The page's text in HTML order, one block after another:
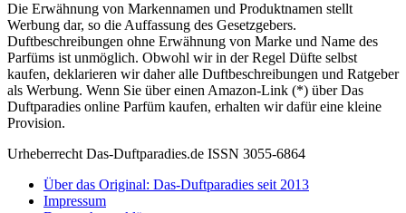
Die Erwähnung von Markennamen und Produktnamen stellt
Werbung dar, so die Auffassung des Gesetzgebers.
Duftbeschreibungen ohne Erwähnung von Marke und Name des
Parfüms ist unmöglich. Obwohl wir in der Regel Düfte selbst
kaufen, deklarieren wir daher alle Duftbeschreibungen und Ratgeber
als Werbung. Wenn Sie über einen Amazon-Link (*) über Das
Duftparadies online Parfüm kaufen, erhalten wir dafür eine kleine
Provision.
Urheberrecht Das-Duftparadies.de ISSN 3055-6864
Über das Original: Das-Duftparadies seit 2013
Impressum